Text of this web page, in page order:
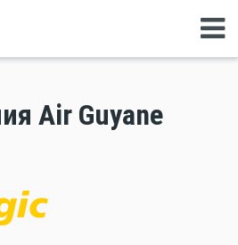
Air Guyane